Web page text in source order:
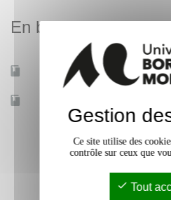
En bref
Mobilité d'études
Gestion
Ce site utilise des
contrôle sur ceux que
Tout